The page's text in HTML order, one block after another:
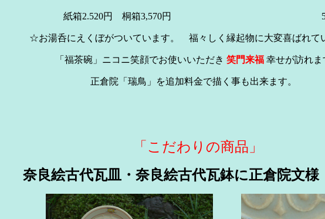
紙箱2.520円 桐箱3,570円 5,250
☆お湯呑にえくぼがついています。 福々しく縁起物に大変喜ばれて
「福茶碗」ニコニ笑顔でお使いいただき 笑門来福 幸せが訪れま
正倉院「瑞鳥」を追加料金で描く事も出来ます。
「こだわりの商品」
奈良絵古代瓦皿・奈良絵古代瓦鉢に正倉院文様